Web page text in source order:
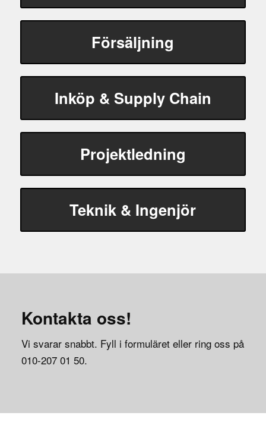
Försäljning
Inköp & Supply Chain
Projektledning
Teknik & Ingenjör
Kontakta oss!
Vi svarar snabbt. Fyll i formuläret eller ring oss på
010-207 01 50.